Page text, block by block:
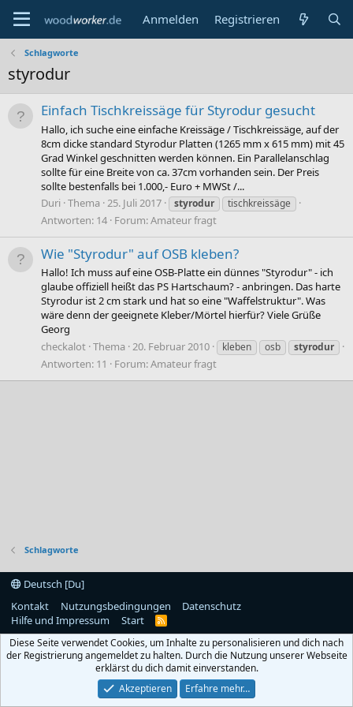
Anmelden Registrieren
Schlagworte
styrodur
Einfach Tischkreissäge für Styrodur gesucht
Hallo, ich suche eine einfache Kreissäge / Tischkreissäge, auf der
8cm dicke standard Styrodur Platten (1265 mm x 615 mm) mit 45
Grad Winkel geschnitten werden können. Ein Parallelanschlag
sollte für eine Breite von ca. 37cm vorhanden sein. Der Preis
sollte bestenfalls bei 1.000,- Euro + MWSt /...
Duri Thema 25. Juli 2017 styrodur tischkreissäge
Antworten: 14 Forum:Amateur fragt
Wie "Styrodur" auf OSB kleben?
Hallo! Ich muss auf eine OSB-Platte ein dünnes "Styrodur" - ich
glaube offiziell heißt das PS Hartschaum? - anbringen. Das harte
Styrodur ist 2 cm stark und hat so eine "Waffelstruktur". Was
wäre denn der geeignete Kleber/Mörtel hierfür? Viele Grüße
Georg
checkalot Thema 20. Februar 2010 kleben osb styrodur
Antworten: 11 Forum:Amateur fragt
Schlagworte
Deutsch [Du]
Kontakt
Nutzungsbedingungen
Datenschutz
Hilfe und Impressum
Start
R
S
Diese Seite verwendet Cookies, um Inhalte zu personalisieren und dich nach
der Registrierung angemeldet zu halten. Durch die Nutzung unserer Webseite
erklärst du dich damit einverstanden.
Akzeptieren
Erfahre mehr…